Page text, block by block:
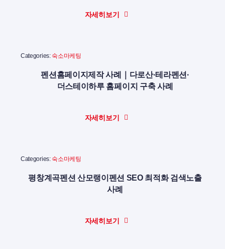
자세히보기
Categories: 숙소마케팅
펜션홈페이지제작 사례｜다로산·테라펜션·
더스테이하루 홈페이지 구축 사례
자세히보기
Categories: 숙소마케팅
평창계곡펜션 산모랭이펜션 SEO 최적화 검색노출
사례
자세히보기